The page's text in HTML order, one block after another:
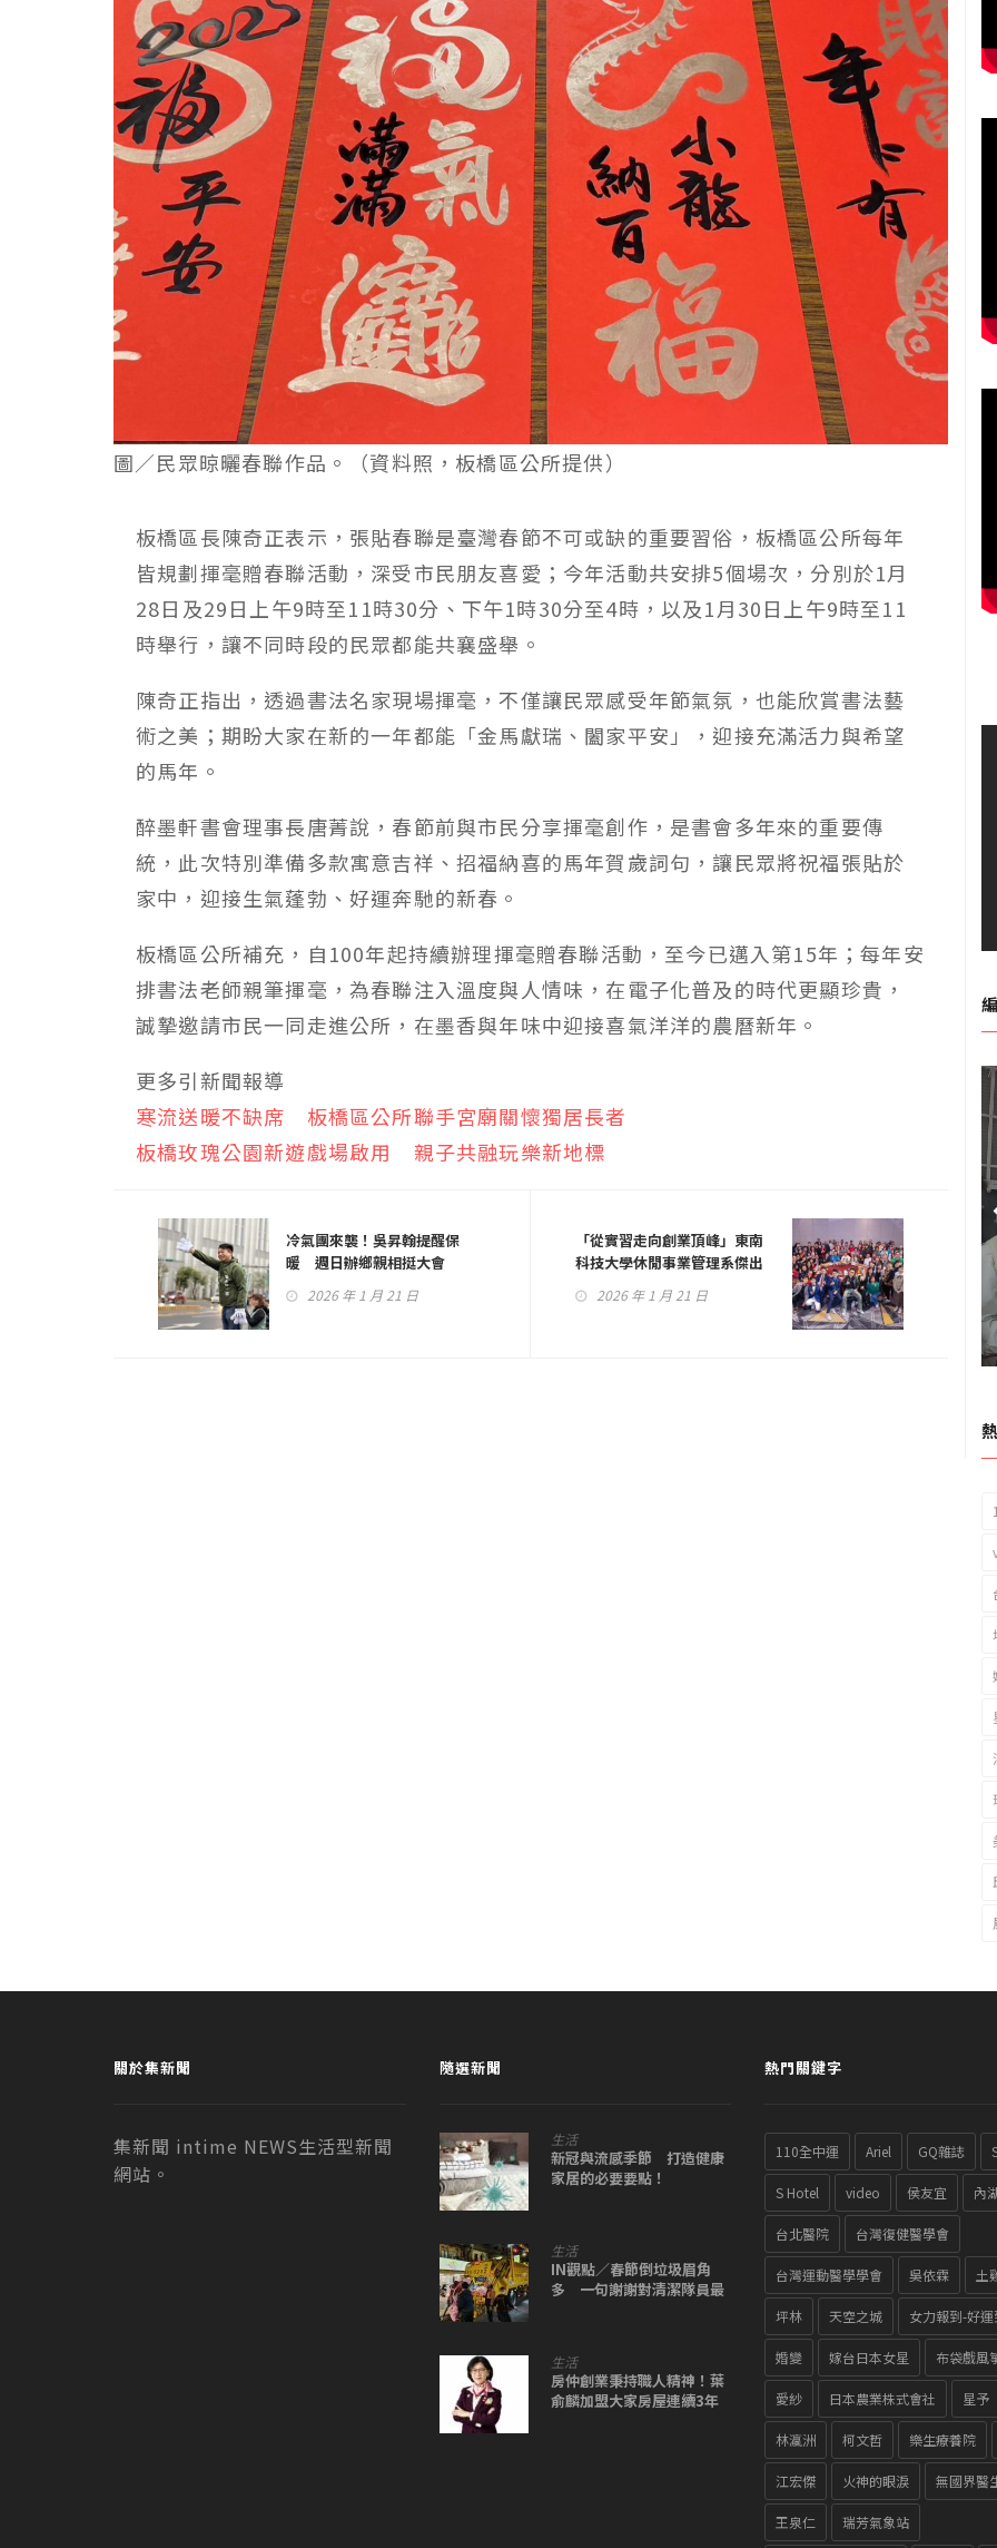
圖／民眾晾曬春聯作品。（資料照，板橋區公所提供）
板橋區長陳奇正表示，張貼春聯是臺灣春節不可或缺的重要習俗，板橋區公所每年
皆規劃揮毫贈春聯活動，深受市民朋友喜愛；今年活動共安排5個場次，分別於1月
28日及29日上午9時至11時30分、下午1時30分至4時，以及1月30日上午9時至11
時舉行，讓不同時段的民眾都能共襄盛舉。
陳奇正指出，透過書法名家現場揮毫，不僅讓民眾感受年節氣氛，也能欣賞書法藝
術之美；期盼大家在新的一年都能「金馬獻瑞、闔家平安」，迎接充滿活力與希望
的馬年。
醉墨軒書會理事長唐菁說，春節前與市民分享揮毫創作，是書會多年來的重要傳
統，此次特別準備多款寓意吉祥、招福納喜的馬年賀歲詞句，讓民眾將祝福張貼於
家中，迎接生氣蓬勃、好運奔馳的新春。
板橋區公所補充，自100年起持續辦理揮毫贈春聯活動，至今已邁入第15年；每年安
排書法老師親筆揮毫，為春聯注入溫度與人情味，在電子化普及的時代更顯珍貴，
誠摯邀請市民一同走進公所，在墨香與年味中迎接喜氣洋洋的農曆新年。
更多引新聞報導
寒流送暖不缺席 板橋區公所聯手宮廟關懷獨居長者
板橋玫瑰公園新遊戲場啟用 親子共融玩樂新地標
冷氣團來襲！吳昇翰提醒保
暖 週日辦鄉親相挺大會
2026 年 1 月 21 日
「從實習走向創業頂峰」東南
科技大學休閒事業管理系傑出
大品牌
2026 年 1 月 21 日
關於集新聞
集新聞 intime NEWS生活型新聞
網站。
隨選新聞
生活
新冠與流感季節 打造健康
家居的必要要點！
生活
IN觀點／春節倒垃圾眉角
多 一句謝謝對清潔隊員最
生活
房仲創業秉持職人精神！葉
俞麟加盟大家房屋連續3年
熱門關鍵字
110全中運 Ariel GQ雜誌
S Hotel video 侯友宜 內
台北醫院 台灣復健醫學會
台灣運動醫學學會 吳依霖 土
坪林 天空之城 女力報到-好運
婚變 嫁台日本女星 布袋戲風
愛紗 日本農業株式會社 星予
林瀛洲 柯文哲 樂生療養院
江宏傑 火神的眼淚 無國界醫
王泉仁 瑞芳氣象站